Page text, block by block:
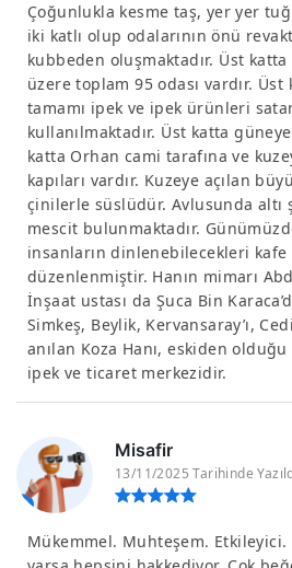
Çoğunlukla kesme taş, yer yer
iki katlı olup odalarının önü
kubbeden oluşmaktadır. Üst
üzere toplam 95 odası vardır.
tamamı ipek ve ipek ürünleri
kullanılmaktadır. Üst katta
katta Orhan cami tarafına ve
kapıları vardır. Kuzeye açılan
çinilerle süslüdür. Avlusunda altı
mescit bulunmaktadır.
insanların dinlenebilecekleri kafe
düzenlenmiştir. Hanın mimarı
İnşaat ustası da Şuca Bin
Simkeş, Beylik, Kervansaray’ı,
anılan Koza Hanı, eskiden
ipek ve ticaret merkezidir.
Misafir
13/11/2025 Tarihinde
Mükemmel. Muhteşem.